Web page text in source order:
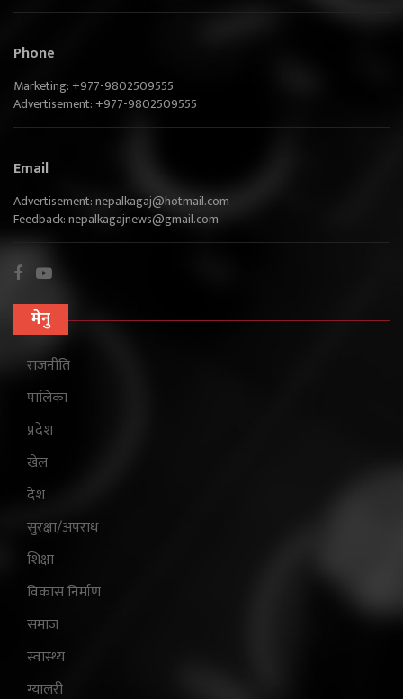
Phone
Marketing: +977-9802509555
Advertisement: +977-9802509555
Email
Advertisement:nepalkagaj@hotmail.com
Feedback:nepalkagajnews@gmail.com
मेनु
राजनीति
पालिका
प्रदेश
खेल
देश
सुरक्षा/अपराध
शिक्षा
विकास निर्माण
समाज
स्वास्थ्य
ग्यालरी